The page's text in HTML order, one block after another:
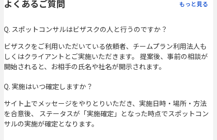
よくあるご質問 もっと見る
Q. スポットコンサルはビザスクの人と行うのですか？
ビザスクをご利用いただいている依頼者、チームプラン利用法人も
しくはクライアントとご実施いただきます。 提案後、事前の相談が
開始されると、お相手の氏名や社名が開示されます。
Q. 実施はいつ確定しますか？
サイト上でメッセージをやりとりいただき、実施日時・場所・方法
を合意後、 ステータスが「実施確定」となった時点でスポットコン
サルの実施が確定となります。